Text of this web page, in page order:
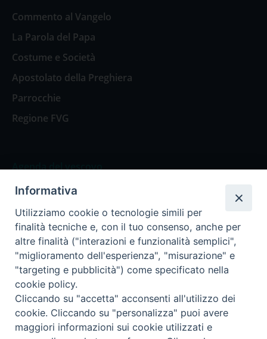
Commento al Vangelo
La Parola del Papa
Costume e Società
Apostolato della Preghiera
Parrocchie
Regione FVG
Agenda del vescovo
Agenda del vescovo
Privacy Policy Trasparenza
Termini e Condizioni
Informativa per il trattamento dei dati personali
Informativa
Utilizziamo cookie o tecnologie simili per
finalità tecniche e, con il tuo consenso, anche per
altre finalità ("interazioni e funzionalità semplici",
"miglioramento dell'esperienza", "misurazione" e
"targeting e pubblicità") come specificato nella
cookie policy.
Cliccando su "accetta" acconsenti all'utilizzo dei
cookie. Cliccando su "personalizza" puoi avere
maggiori informazioni sui cookie utilizzati e